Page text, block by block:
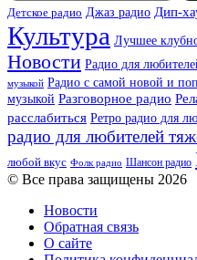
Детское радио Джаз радио Дип-
Культура Лучшее
Новости Радио для
музыкой Радио с самой новой и
музыкой Разговорное радио
расслабиться Ретро радио для
радио для любителей
любой вкус Фолк радио Шансон радио
© Все права защищены 2026
Новости
Обратная связь
О сайте